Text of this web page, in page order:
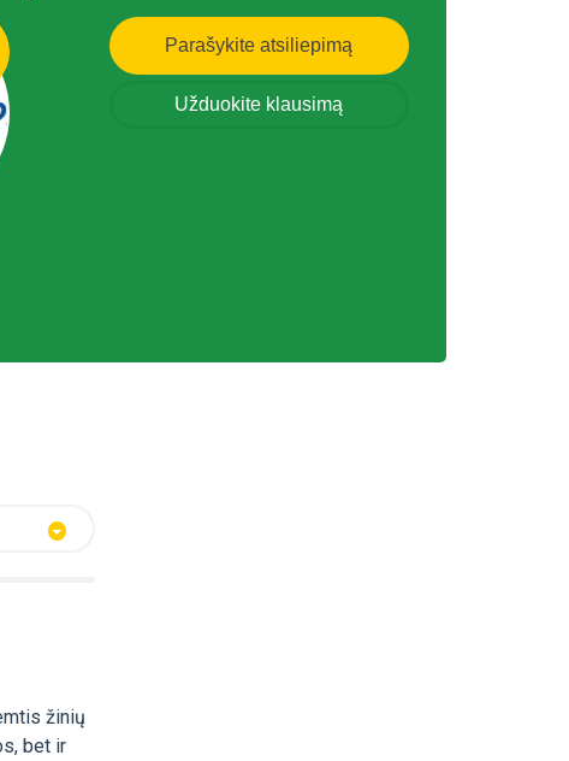
Parašykite atsiliepimą
Užduokite klausimą
žinių
bet ir